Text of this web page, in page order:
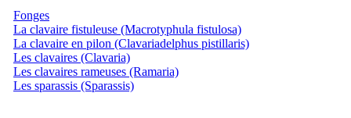
Fonges
La clavaire fistuleuse (Macrotyphula fistulosa)
La clavaire en pilon (Clavariadelphus pistillaris)
Les clavaires (Clavaria)
Les clavaires rameuses (Ramaria)
Les sparassis (Sparassis)